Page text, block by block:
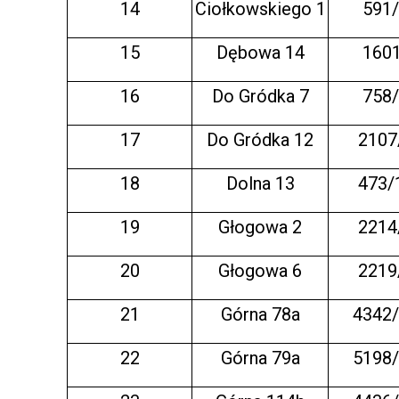
14 Ciołkowskiego 1
15 Dębowa 14
16 Do Gródka 7
17 Do Gródka 12
18 Dolna 13 473/
19 Głogowa 2
20 Głogowa 6
21 Górna 78a
22 Górna 79a